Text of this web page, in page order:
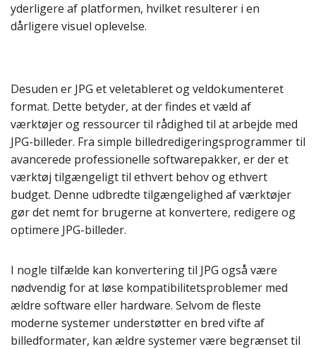
yderligere af platformen, hvilket resulterer i en
dårligere visuel oplevelse.
Desuden er JPG et veletableret og veldokumenteret
format. Dette betyder, at der findes et væld af
værktøjer og ressourcer til rådighed til at arbejde med
JPG-billeder. Fra simple billedredigeringsprogrammer til
avancerede professionelle softwarepakker, er der et
værktøj tilgængeligt til ethvert behov og ethvert
budget. Denne udbredte tilgængelighed af værktøjer
gør det nemt for brugerne at konvertere, redigere og
optimere JPG-billeder.
I nogle tilfælde kan konvertering til JPG også være
nødvendig for at løse kompatibilitetsproblemer med
ældre software eller hardware. Selvom de fleste
moderne systemer understøtter en bred vifte af
billedformater, kan ældre systemer være begrænset til